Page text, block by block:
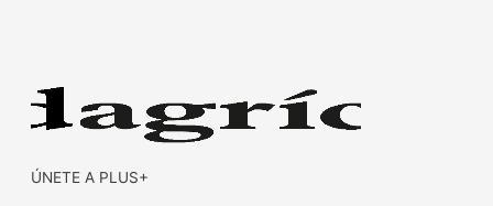
ÚNETE A PLUS+